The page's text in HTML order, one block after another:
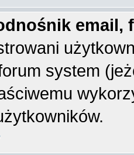
email,
system